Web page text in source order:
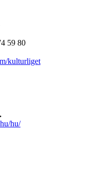
59 80
kulturliget
hu/